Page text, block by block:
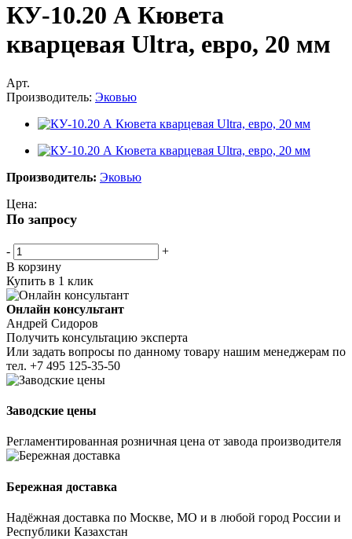
КУ-10.20 А Кювета
кварцевая Ultra, евро, 20 мм
Арт.
Производитель: Эковью
Производитель: Эковью
Цена:
По запросу
-
+
В корзину
Купить в 1 клик
Онлайн консультант
Андрей Сидоров
Получить консультацию эксперта
Или задать вопросы по данному товару нашим менеджерам по
тел. +7 495 125-35-50
Заводские цены
Регламентированная розничная цена от завода производителя
Бережная доставка
Надёжная доставка по Москве, МО и в любой город России и
Республики Казахстан